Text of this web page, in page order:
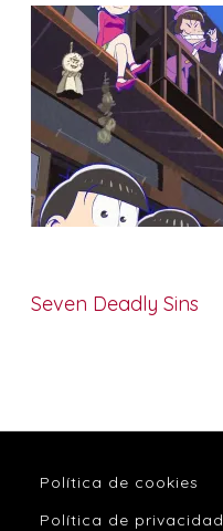
Seven Deadly Sins
Política de cookies
Política de privacidad